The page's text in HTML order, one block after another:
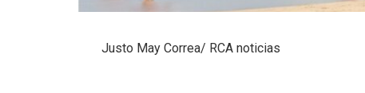
Justo May Correa/ RCA noticias